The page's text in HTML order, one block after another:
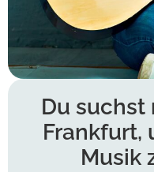
Du suchst
Frankfurt,
Musik